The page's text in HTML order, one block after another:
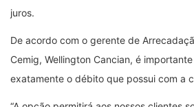
juros.
De acordo com o gerente de
Cemig, Wellington Cancian, é
exatamente o débito que possui com a